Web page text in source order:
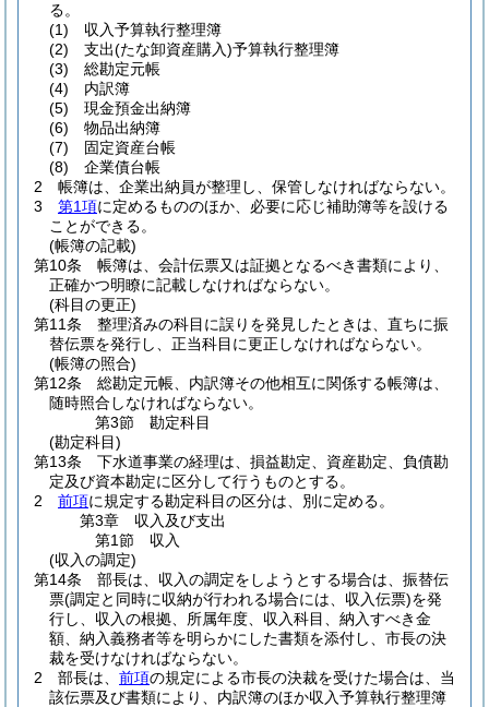
る。
(1)
収入予算執行整理簿
(2)
支出(たな卸資産購入)予算執行整理簿
(3)
総勘定元帳
(4)
内訳簿
(5)
現金預金出納簿
(6)
物品出納簿
(7)
固定資産台帳
(8)
企業債台帳
2
帳簿は、企業出納員が整理し、保管しなければならない。
3
第1項に定めるもののほか、必要に応じ補助簿等を設ける
ことができる。
(帳簿の記載)
第10条
帳簿は、会計伝票又は証拠となるべき書類により、
正確かつ明瞭に記載しなければならない。
(科目の更正)
第11条
整理済みの科目に誤りを発見したときは、直ちに振
替伝票を発行し、正当科目に更正しなければならない。
(帳簿の照合)
第12条
総勘定元帳、内訳簿その他相互に関係する帳簿は、
随時照合しなければならない。
第3節
勘定科目
(勘定科目)
第13条
下水道事業の経理は、損益勘定、資産勘定、負債勘
定及び資本勘定に区分して行うものとする。
2
前項に規定する勘定科目の区分は、別に定める。
第3章
収入及び支出
第1節
収入
(収入の調定)
第14条
部長は、収入の調定をしようとする場合は、振替伝
票(調定と同時に収納が行われる場合には、収入伝票)を発
行し、収入の根拠、所属年度、収入科目、納入すべき金
額、納入義務者等を明らかにした書類を添付し、市長の決
裁を受けなければならない。
2
部長は、 前項の規定による市長の決裁を受けた場合は、当
該伝票及び書類により、内訳簿のほか収入予算執行整理簿